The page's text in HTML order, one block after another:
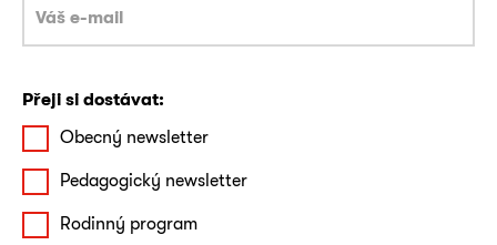
Přeji si dostávat:
Obecný newsletter
Pedagogický newsletter
Rodinný program